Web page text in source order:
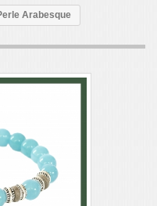
Arabesque